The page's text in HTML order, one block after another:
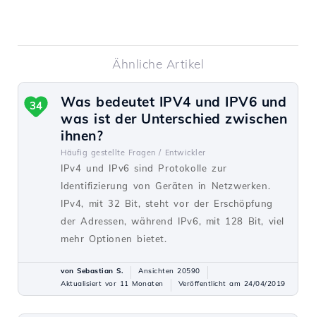
Ähnliche Artikel
Was bedeutet IPV4 und IPV6 und
was ist der Unterschied zwischen
ihnen?
Häufig gestellte Fragen / Entwickler
IPv4 und IPv6 sind Protokolle zur
Identifizierung von Geräten in Netzwerken.
IPv4, mit 32 Bit, steht vor der Erschöpfung
der Adressen, während IPv6, mit 128 Bit, viel
mehr Optionen bietet.
34
von Sebastian S.
Ansichten 20590
Aktualisiert vor 11 Monaten
Veröffentlicht am 24/04/2019